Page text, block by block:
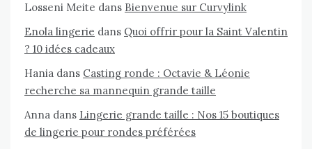
Losseni Meite dans Bienvenue sur Curvylink
Enola lingerie dans Quoi offrir pour la Saint Valentin
? 10 idées cadeaux
Hania dans Casting ronde : Octavie & Léonie
recherche sa mannequin grande taille
Anna dans Lingerie grande taille : Nos 15 boutiques
de lingerie pour rondes préférées